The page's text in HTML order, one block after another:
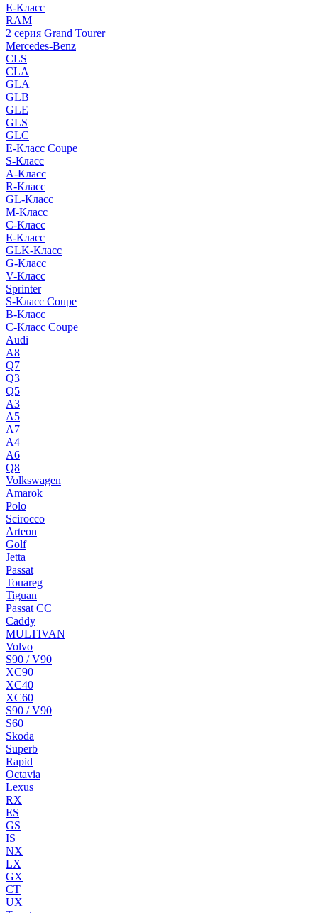
E-Класс
RAM
2 серия Grand Tourer
Mercedes-Benz
CLS
CLA
GLA
GLB
GLE
GLS
GLC
E-Класс Coupe
S-Класс
A-Класс
R-Класс
GL-Класс
M-Класс
C-Класс
E-Класс
GLK-Класс
G-Класс
V-Класс
Sprinter
S-Класс Сoupe
B-Класс
C-Класс Coupe
Audi
A8
Q7
Q3
Q5
A3
A5
A7
A4
A6
Q8
Volkswagen
Amarok
Polo
Scirocco
Arteon
Golf
Jetta
Passat
Touareg
Tiguan
Passat CC
Caddy
MULTIVAN
Volvo
S90 / V90
XC90
XC40
XC60
S90 / V90
S60
Skoda
Superb
Rapid
Octavia
Lexus
RX
ES
GS
IS
NX
LX
GX
CT
UX